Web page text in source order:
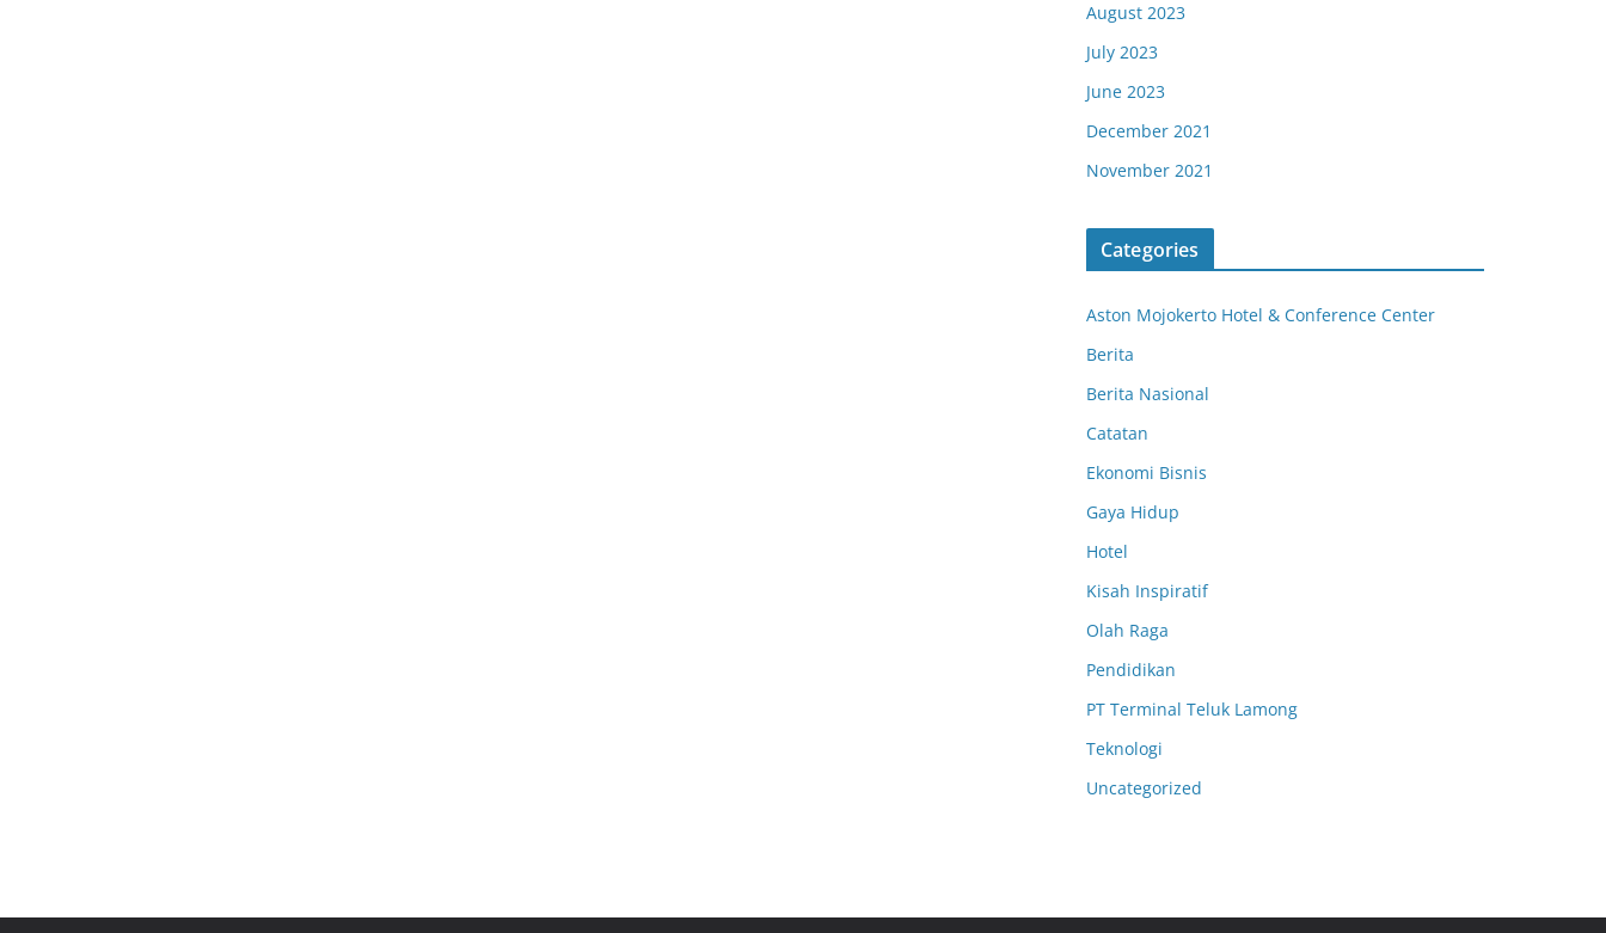
August 2023
July 2023
June 2023
December 2021
November 2021
Categories
Aston Mojokerto Hotel & Conference Center
Berita
Berita Nasional
Catatan
Ekonomi Bisnis
Gaya Hidup
Hotel
Kisah Inspiratif
Olah Raga
Pendidikan
PT Terminal Teluk Lamong
Teknologi
Uncategorized